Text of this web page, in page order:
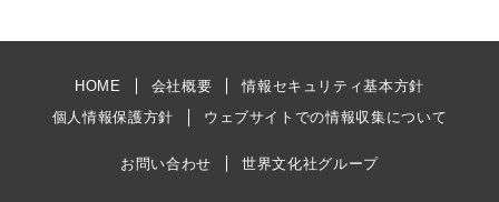
HOME 会社概要
情報セキュリティ基本方針
個人情報保護方針
ウェブサイトでの情報収集について
お問い合わせ 世界文化社グループ